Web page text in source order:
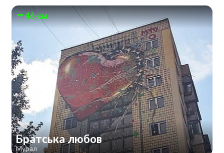
46 км
Братська любов
Мурал